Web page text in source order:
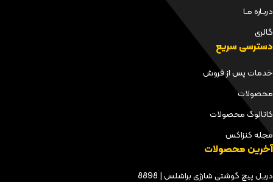
دربـاره مـا
گالری
دسترسی سریع
خدمات پس از فروش
محصولات
کاتالوگ محصولات
مجله کنزاکس
آخرین محصولات
دریل پیچ گوشتی شارژی براشلس | 8898